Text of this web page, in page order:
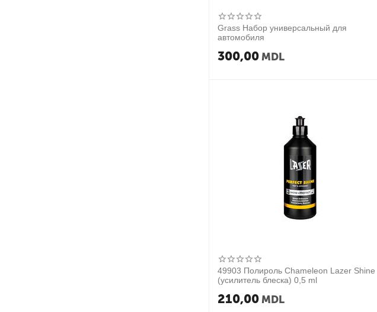
Grass Набор универсальный для
автомобиля
300,00 MDL
49903 Полироль Chameleon Lazer Shine
(усилитель блеска) 0,5 ml
210,00 MDL